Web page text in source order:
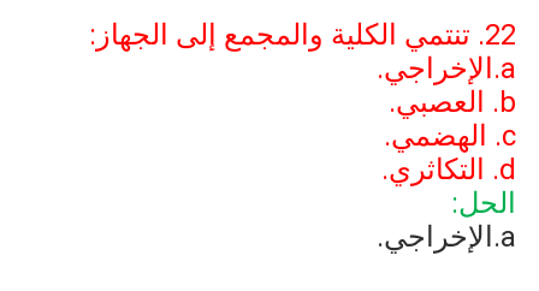
22. تنتمي الكلية والمجمع إلى الجهاز:
a.الإخراجي.
b. العصبي.
c. الهضمي.
d. التكاثري.
الحل:
a.الإخراجي.